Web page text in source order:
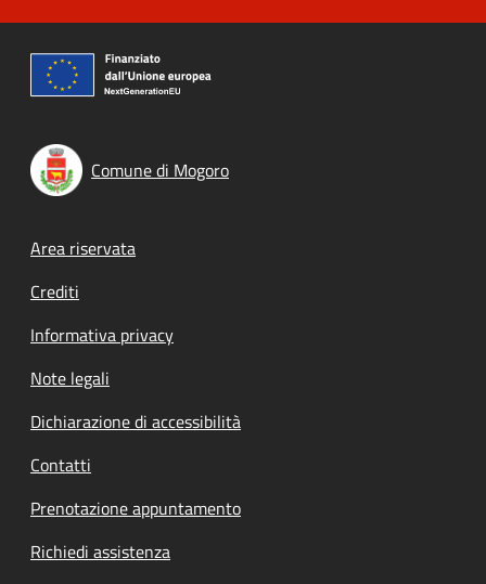
Comune di Mogoro
Footer menu
Area riservata
Crediti
Informativa privacy
Note legali
Dichiarazione di accessibilità
Contatti
Prenotazione appuntamento
Richiedi assistenza